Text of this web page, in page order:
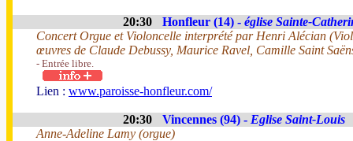
20:30 Honfleur (14) - église Sainte-
Concert Orgue et Violoncelle interprété par Henri Alécian
œuvres de Claude Debussy, Maurice Ravel, Camille Saint
- Entrée libre.
Lien : www.paroisse-honfleur.com/
20:30 Vincennes (94) - Eglise Saint-Louis
Anne-Adeline Lamy (orgue)